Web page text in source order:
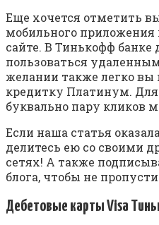
Еще хочется отметить
мобильного приложения
сайте. В Тинькофф банке
пользоваться
желании также легко вы
кредитку Платинум. Для
буквально пару кликов
Если наша статья
делитесь ею со своими
сетях! А также
блога, чтобы не
Дебетовые карты Visa